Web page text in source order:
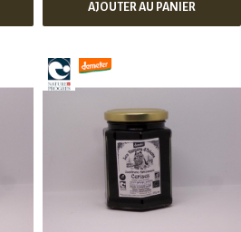
AJOUTER AU PANIER